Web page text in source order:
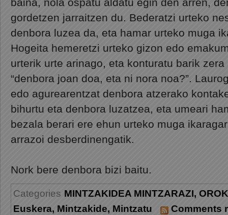
baina, nola ospatu aldatu egin den arren,
gordetzen jarraitzen du. Bederatzi urteko
denbora luzea da, eta hamar urteko muga
Hogeita hemeretzi urteko gizon edo
urterik urte arinago, eta konturatu barik
“denbora joan doa, eta ni nora noa?”.
edo agurearentzat denbora atzerako
bihurtu eta denbora luzatzea, eta umeari
bezala berari ere ehun urteko muga
arrazoi desberdinengatik.
Nork bere denbora bizi baitu.
Categories MINTZAKIDEA MINTZARAZI,
Euskera, Mintzakide, Mintzatu Comments